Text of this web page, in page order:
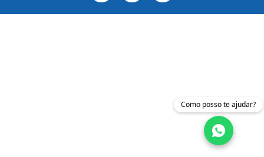
Como posso te ajudar?